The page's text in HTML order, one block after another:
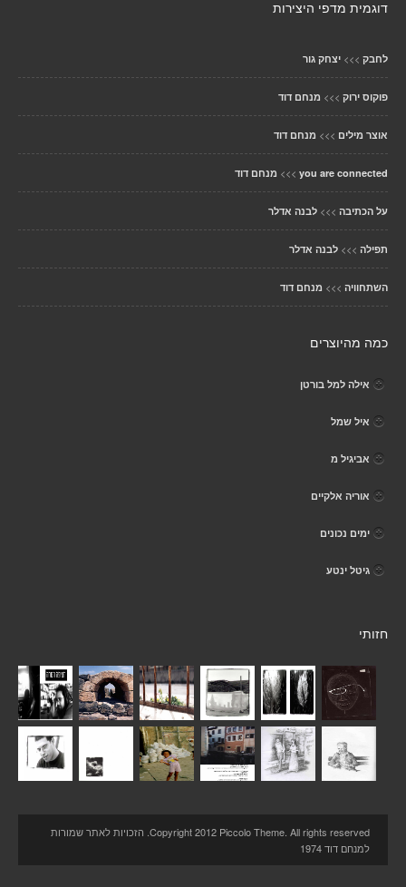
דוגמית מדפי היצירות
לחבק >>> יצחק גור
פוקוס ירוק >>> מנחם דוד
אוצר מילים >>> מנחם דוד
you are connected
>>> מנחם דוד
על הכתיבה >>> לבנה אדלר
תפילה >>> לבנה אדלר
השתחוויה >>> מנחם דוד
כמה מהיוצרים
אילה למל בורטן
איל שמל
אביגיל מ
אוריה אלקיים
ימים נכונים
גיטל ינטע
חזותי
Copyright 2012 Piccolo Theme. All rights reserved. הזכויות לאתר שמורות
למנחם דוד 1974